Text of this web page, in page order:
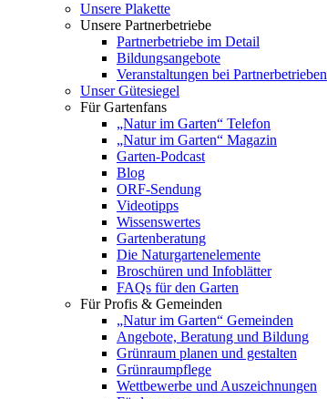
Unsere Plakette
Unsere Partnerbetriebe
Partnerbetriebe im Detail
Bildungsangebote
Veranstaltungen bei Partnerbetrieben
Unser Gütesiegel
Für Gartenfans
„Natur im Garten“ Telefon
„Natur im Garten“ Magazin
Garten-Podcast
Blog
ORF-Sendung
Videotipps
Wissenswertes
Gartenberatung
Die Naturgartenelemente
Broschüren und Infoblätter
FAQs für den Garten
Für Profis & Gemeinden
„Natur im Garten“ Gemeinden
Angebote, Beratung und Bildung
Grünraum planen und gestalten
Grünraumpflege
Wettbewerbe und Auszeichnungen